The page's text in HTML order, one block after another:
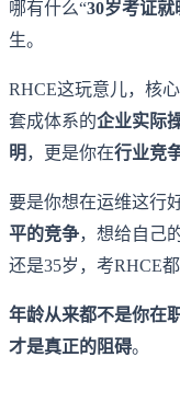
哪有什么“30岁考证就
生。
RHCE这玩意儿，核
套成体系的企业实际
明 ，更是你在行业竞
要是你想在运维这行
平的竞争，想给自己
还是35岁，考RHCE都
年龄从来都不是你在
才是真正的阻碍。